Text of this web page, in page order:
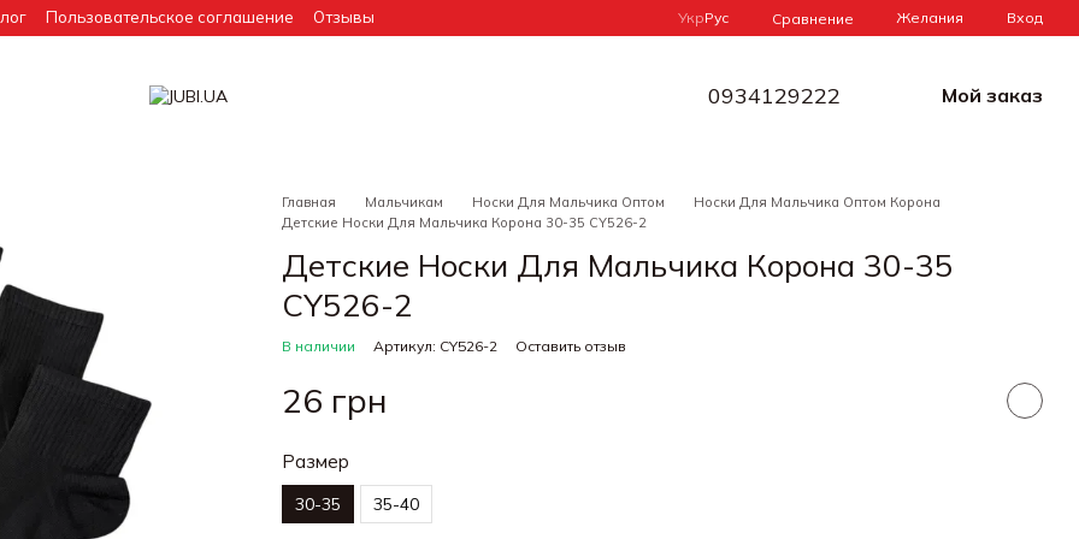
Пользовательское соглашение
Отзывы
УкрРус Сравнение Желания Вход
0934129222 Мой заказ
Главная Мальчикам Носки Для Мальчика Оптом
Носки Для Мальчика Оптом Корона
Детские Носки Для Мальчика Корона 30-35 CY526-2
Детские Носки Для Мальчика Корона 30-35
CY526-2
В наличии Артикул: CY526-2 Оставить отзыв
26 грн
Размер
30-35 35-40